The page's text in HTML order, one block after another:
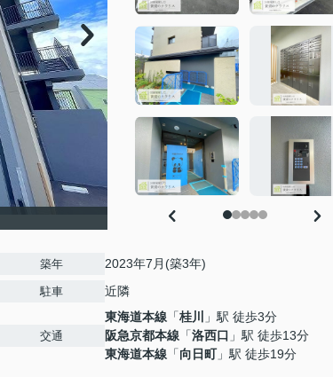
築年 2023年7月(築3年)
駐車 近隣
交通
東海道本線 「桂川
」駅 徒歩3分
阪急京都本線 「洛西口 」駅 徒歩13分
東海道本線 「向日町」駅 徒歩19分